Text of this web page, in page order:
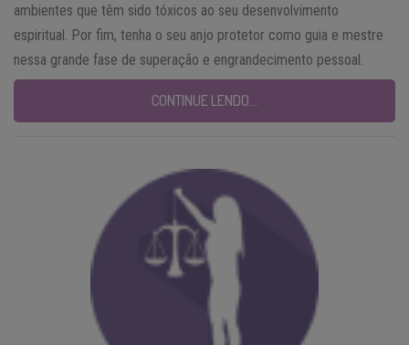
ambientes que têm sido tóxicos ao seu desenvolvimento
espiritual. Por fim, tenha o seu anjo protetor como guia e mestre
nessa grande fase de superação e engrandecimento pessoal.
CONTINUE LENDO…